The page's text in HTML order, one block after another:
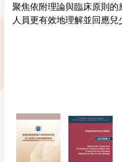
聚焦依附理論與臨床原則
人員更有效地理解並回應兒